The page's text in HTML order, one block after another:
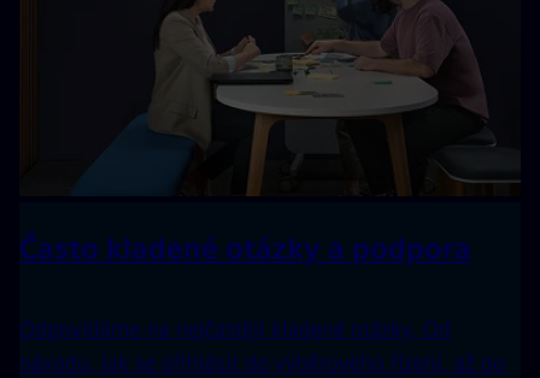
Často kladené otázky a podpora
Odpovídáme na nejčastěji kladené otázky. Od
návodu, jak se přihlásit do výběrového řízení, až po